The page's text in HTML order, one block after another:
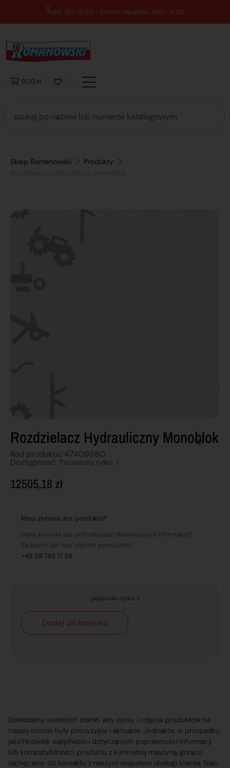
89 762 00 69 - Pomoc zakupowa 7:00 - 16:00
0,00 zł
Sklep Romanowski
Produkty
Rozdzielacz Hydrauliczny Monoblok
Kod produktu: 47409580
Dostępnosć: Pozostało tylko: 1
12505,18 zł
Masz pytania dot. produktu?
Masz pytania lub potrzebujesz dodatkowych informacji?
Zadzwoń do nas, chętnie pomożemy!
+48 89 762 17 39
pozostało tylko: 1
Dodaj do koszyka
Dokładamy wszelkich starań, aby opisy i zdjęcia produktów na
naszej stronie były precyzyjne i aktualne. Jednakże, w przypadku
jakichkolwiek wątpliwości dotyczących poprawności informacji
lub kompatybilności produktu z konkretną maszyną, gorąco
zachęcamy do kontaktu z naszym zespołem obsługi klienta. Nasi